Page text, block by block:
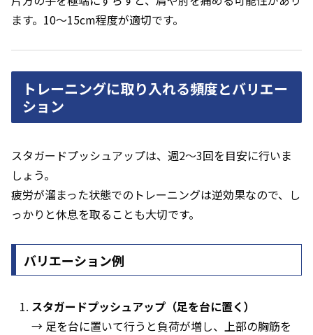
ます。10〜15cm程度が適切です。
トレーニングに取り入れる頻度とバリエー
ション
スタガードプッシュアップは、週2〜3回を目安に行いま
しょう。
疲労が溜まった状態でのトレーニングは逆効果なので、し
っかりと休息を取ることも大切です。
バリエーション例
スタガードプッシュアップ（足を台に置く）
→ 足を台に置いて行うと負荷が増し、上部の胸筋を